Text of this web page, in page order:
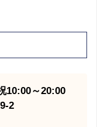
10:00～20:00
2